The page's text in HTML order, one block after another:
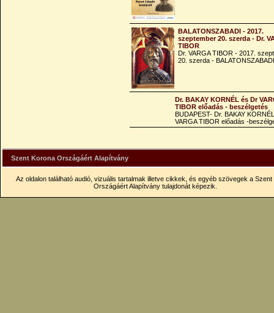
BALATONSZABADI - 2017.
szeptember 20. szerda - Dr.
TIBOR
Dr. VARGA TIBOR - 2017.
20. szerda - BALATONSZABADI
Dr. BAKAY KORNÉL és Dr
TIBOR előadás - beszélgetés
BUDAPEST- Dr. BAKAY
VARGA TIBOR előadás -
Szent Korona Országáért Alapítvány
Az oldalon található audió, vizuális tartalmak illetve cikkek, és egyéb szövegek a Szent
Országáért Alapítvány tulajdonát képezik.